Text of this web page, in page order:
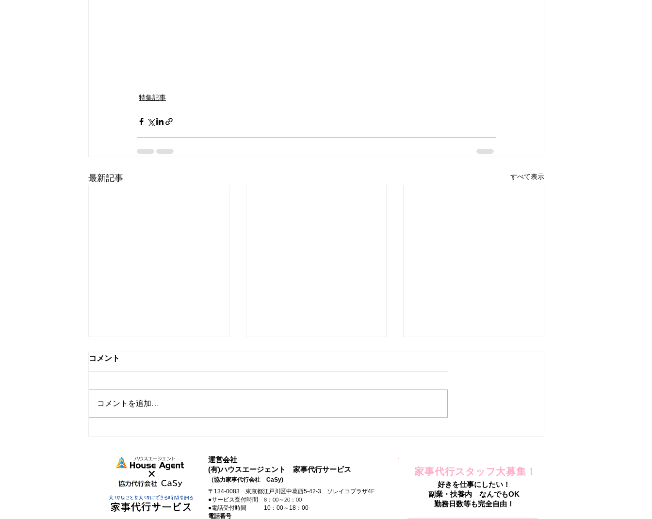
特集記事
最新記事 すべて表示
コメント
コメントを追加…
運営会社
(有)ハウスエージェント 家事代行サービス
（協力家事代行会社 CaSy)
〒134-0083 東京都江戸川区中葛西5-42-3 ソレイユプラザ4F
●サービス受付時間 8：00～20：00
●電話受付時間 10：00～18：00
電話番号
家事代行スタッフ大募集！
好きを仕事にしたい！
副業・扶養内 なんでもOK
勤務日数等も完全自由！